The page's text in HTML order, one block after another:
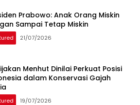
Prabowo: Anak Orang Miskin
Sampai Tetap Miskin
21/07/2026
Menhut Dinilai Perkuat Posisi
dalam Konservasi Gajah
19/07/2026